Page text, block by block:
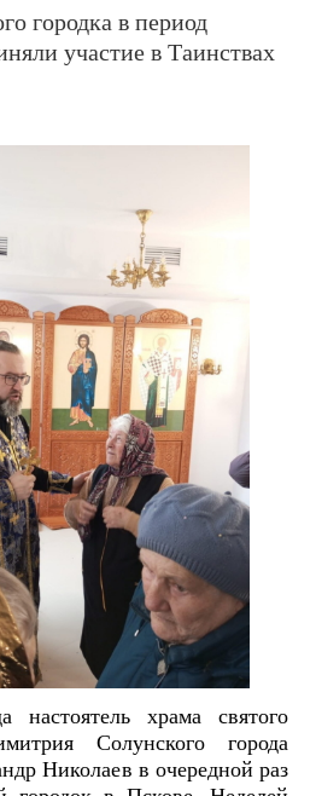
городка в период
участие в Таинствах
храма святого
Солунского города
Николаев в очередной раз